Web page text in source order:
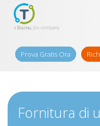
Prova Gratis Ora
Fornitura di